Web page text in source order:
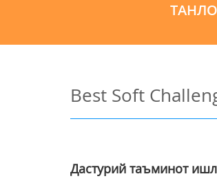
Best Soft
Дастурий таъминот